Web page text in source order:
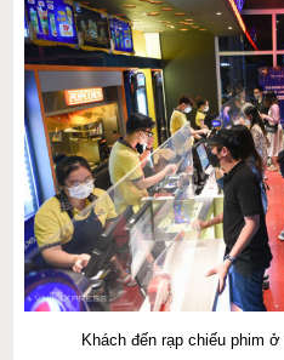
Khách đến rạp chiếu phim